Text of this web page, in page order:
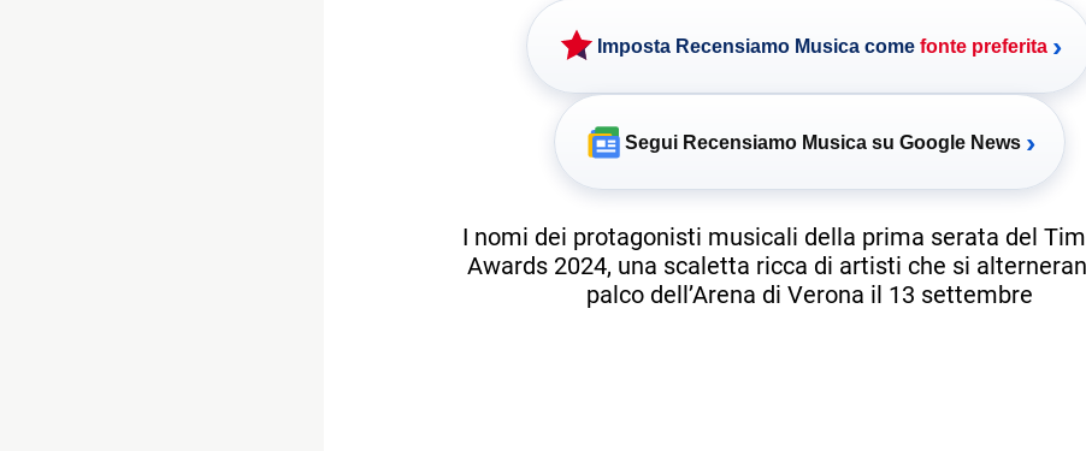
Imposta Recensiamo Musica come fonte preferita ›
Segui Recensiamo Musica su Google News ›
I nomi dei protagonisti musicali della prima serata del
Awards 2024, una scaletta ricca di artisti che si
palco dell’Arena di Verona il 13 settembre